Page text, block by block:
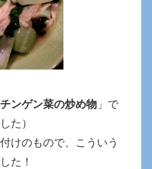
ンゲン菜の炒め物 」で
た）
けのもので、こういう
た！